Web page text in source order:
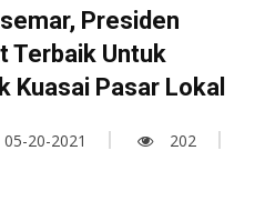
Presiden
Terbaik Untuk
Kuasai Pasar Lokal
05-20-2021
202